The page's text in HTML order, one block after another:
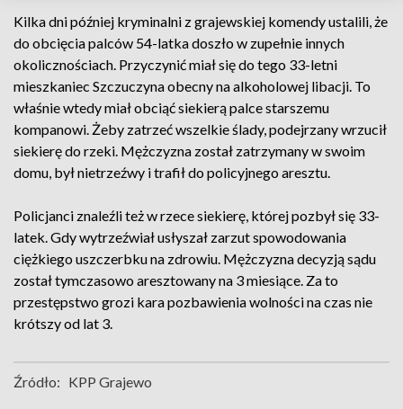
Kilka dni później kryminalni z grajewskiej komendy ustalili, że
do obcięcia palców 54-latka doszło w zupełnie innych
okolicznościach. Przyczynić miał się do tego 33-letni
mieszkaniec Szczuczyna obecny na alkoholowej libacji. To
właśnie wtedy miał obciąć siekierą palce starszemu
kompanowi. Żeby zatrzeć wszelkie ślady, podejrzany wrzucił
siekierę do rzeki. Mężczyzna został zatrzymany w swoim
domu, był nietrzeźwy i trafił do policyjnego aresztu.
Policjanci znaleźli też w rzece siekierę, której pozbył się 33-
latek. Gdy wytrzeźwiał usłyszał zarzut spowodowania
ciężkiego uszczerbku na zdrowiu. Mężczyzna decyzją sądu
został tymczasowo aresztowany na 3 miesiące. Za to
przestępstwo grozi kara pozbawienia wolności na czas nie
krótszy od lat 3.
Źródło: KPP Grajewo